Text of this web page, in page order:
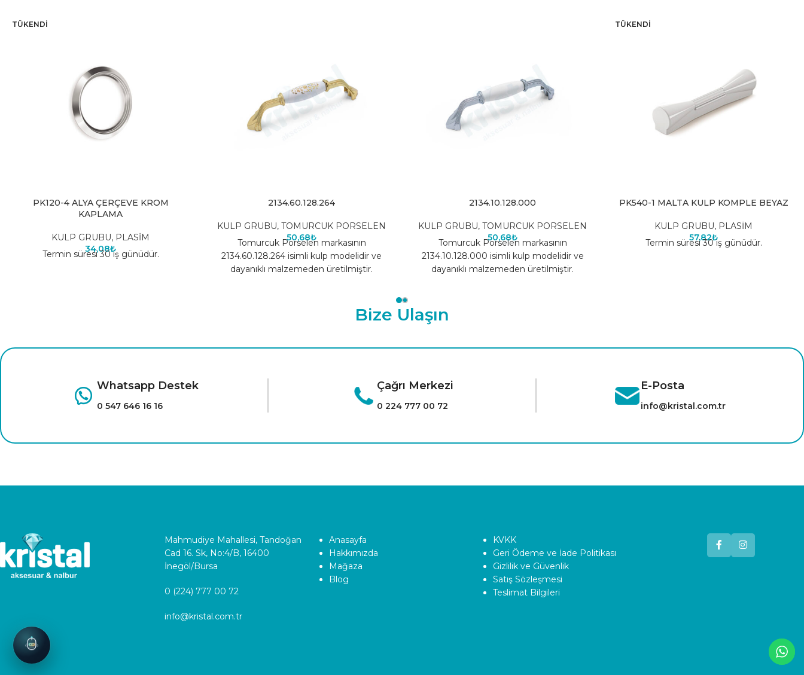
TÜKENDI
PK120-4 ALYA ÇERÇEVE KROM
KAPLAMA
KULP GRUBU, PLASİM
34,08₺
Termin süresi 30 iş günüdür.
2134.60.128.264
KULP GRUBU, TOMURCUK PORSELEN
50,68₺
Tomurcuk Porselen markasının
2134.60.128.264 isimli kulp modelidir ve
dayanıklı malzemeden üretilmiştir.
2134.10.128.000
KULP GRUBU, TOMURCUK PORSELEN
50,68₺
Tomurcuk Porselen markasının
2134.10.128.000 isimli kulp modelidir ve
dayanıklı malzemeden üretilmiştir.
TÜKENDI
PK540-1 MALTA KULP KOMPLE BEYAZ
KULP GRUBU, PLASİM
57,82₺
Termin süresi 30 iş günüdür.
Bize Ulaşın
Whatsapp Destek
0 547 646 16 16
Çağrı Merkezi
0 224 777 00 72
E-Posta
info@kristal.com.tr
Mahmudiye Mahallesi, Tandoğan
Cad 16. Sk, No:4/B, 16400
İnegöl/Bursa
0 (224) 777 00 72
info@kristal.com.tr
Anasayfa
Hakkımızda
Mağaza
Blog
KVKK
Geri Ödeme ve İade Politikası
Gizlilik ve Güvenlik
Satış Sözleşmesi
Teslimat Bilgileri